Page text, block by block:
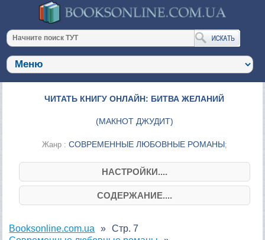
ЧИТАТЬ КНИГУ ОНЛАЙН: БИТВА ЖЕЛАНИЙ
(МАКНОТ ДЖУДИТ)
Жанр : СОВРЕМЕННЫЕ ЛЮБОВНЫЕ РОМАНЫ;
НАСТРОЙКИ....
СОДЕРЖАНИЕ....
Booksonline.com.ua
Стр. 7